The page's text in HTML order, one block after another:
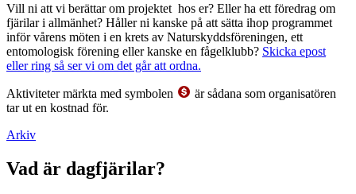
Vill ni att vi berättar om projektet hos er? Eller ha ett föredrag om
fjärilar i allmänhet? Håller ni kanske på att sätta ihop programmet
inför vårens möten i en krets av Naturskyddsföreningen, ett
entomologisk förening eller kanske en fågelklubb? Skicka epost
eller ring så ser vi om det går att ordna.
Aktiviteter märkta med symbolen
är sådana som organisatören
tar ut en kostnad för.
Arkiv
Vad är dagfjärilar?